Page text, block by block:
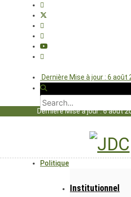
Dernière Mise à jour : 6 août
Dernière Mise à jour : 6 août
Politique
Institutionnel